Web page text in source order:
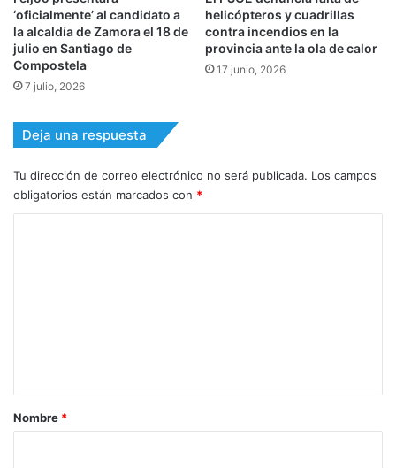
‘oficialmente’ al candidato a
la alcaldía de Zamora el 18 de
julio en Santiago de
Compostela
7 julio, 2026
helicópteros y cuadrillas
contra incendios en la
provincia ante la ola de calor
17 junio, 2026
Deja una respuesta
Tu dirección de correo electrónico no será publicada. Los campos
obligatorios están marcados con *
r
Nombre *